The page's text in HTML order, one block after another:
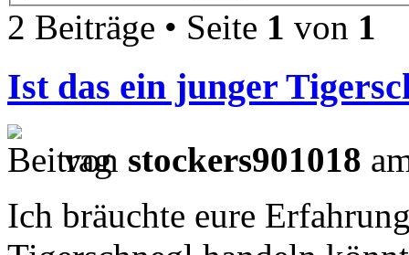
2 Beiträge • Seite 1 von 1
Ist das ein junger
von stockers901018
Ich bräuchte eure